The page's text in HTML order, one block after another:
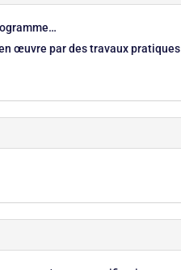
œuvre par des travaux pratiques